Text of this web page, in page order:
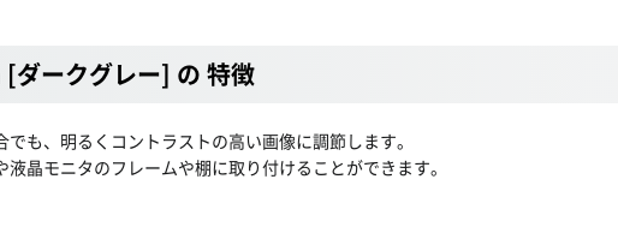
ダークグレー] の 特徴
も、明るくコントラストの高い画像に調節します。
晶モニタのフレームや棚に取り付けることができます。